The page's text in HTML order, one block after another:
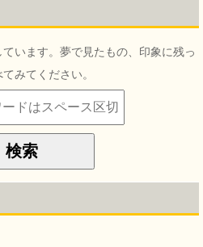
います。夢で見たもの、印象に残っ
みてください。